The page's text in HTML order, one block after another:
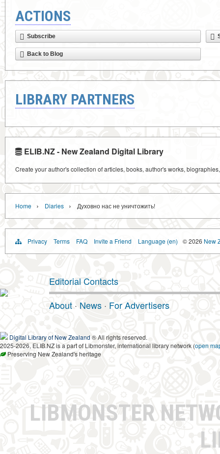
ACTIONS
Subscribe
Back to Blog
LIBRARY PARTNERS
ELIB.NZ - New Zealand Digital Library
Create your author's collection of articles, books, author's works,
Home › Diaries › Духовно нас не уничтожить!
Privacy Terms FAQ Invite a Friend Language (en) © 2026 New
Editorial Contacts
About · News · For Advertisers
Digital Library of New Zealand ® All rights reserved.
2025-2026, ELIB.NZ is a part of Libmonster, international library network (open
Preserving New Zealand's heritage
LIBMONSTER